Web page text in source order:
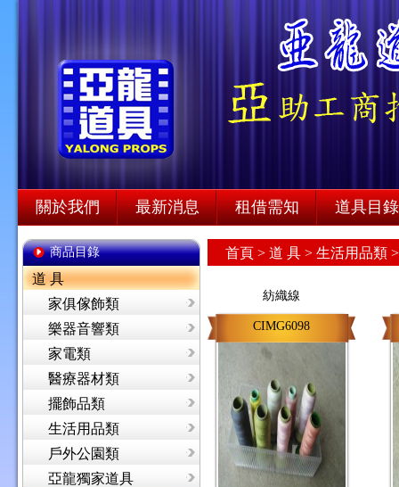
關於我們 最新消息 租借需知 道具目錄
商品目錄
道 具
家俱傢飾類
樂器音響類
家電類
醫療器材類
擺飾品類
生活用品類
戶外公園類
亞龍獨家道具
首頁 > 道 具 > 生活用品類
紡織線
CIMG6098